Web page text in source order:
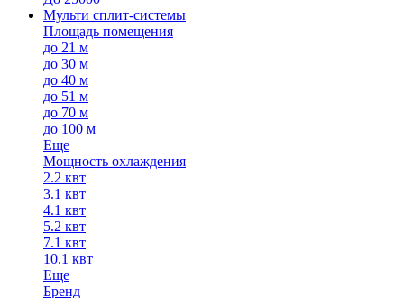
Мульти сплит-системы
Площадь помещения
до 21 м
до 30 м
до 40 м
до 51 м
до 70 м
до 100 м
Еще
Мощность охлаждения
2.2 квт
3.1 квт
4.1 квт
5.2 квт
7.1 квт
10.1 квт
Еще
Бренд